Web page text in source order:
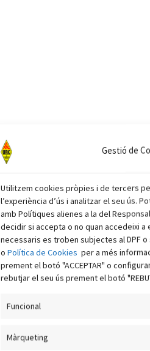
Gestió de
Utilitzem cookies pròpies i de tercers
l’experiència d’ús i analitzar el seu ús.
amb Polítiques alienes a la del
decidir si accepta o no quan accedeixi
necessaris es troben subjectes al DPF
o Política de Cookies per a més
prement el botó "ACCEPTAR" o
rebutjar el seu ús prement el botó
Funcional
Màrqueting